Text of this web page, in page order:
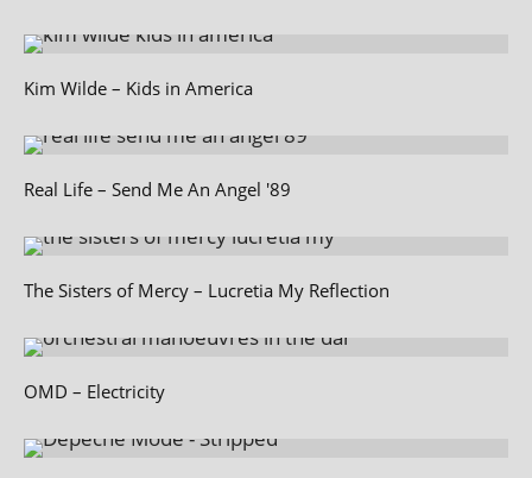
Kim Wilde – Kids in America
Real Life – Send Me An Angel '89
The Sisters of Mercy – Lucretia My Reflection
OMD – Electricity